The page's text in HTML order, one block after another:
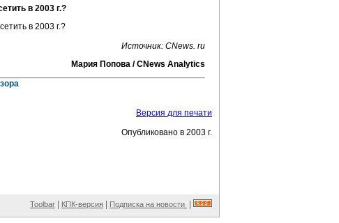
в 2003 г.?
Источник: CNews. ru
Мария Попова / CNews Analytics
Версия для печати
Опубликовано в 2003 г.
Toolbar КПК-версия Подписка на новости